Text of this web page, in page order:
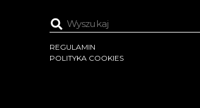
REGULAMIN
POLITYKA COOKIES